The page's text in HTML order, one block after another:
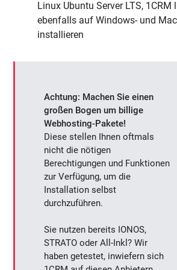
Linux Ubuntu Server LTS,
ebenfalls auf Windows- und
installieren
Achtung: Machen Sie einen
großen Bogen um billige
Webhosting-Pakete!
Diese stellen Ihnen oftmals
nicht die nötigen
Berechtigungen und Funktionen
zur Verfügung, um die
Installation selbst
durchzuführen.
Sie nutzen bereits IONOS,
STRATO oder All-Inkl? Wir
haben getestet, inwiefern sich